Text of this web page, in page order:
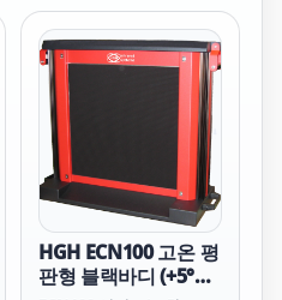
파장을 지원하는 비교 방사
선원 입니다. 이 흑체는 전
자 장치로 제어되는 소형
방사 헤드와 실시간 PID 파
라미터 조절 덕에 정밀한
온도 선택 및 안정화가 가
능한 전자 장치의 전면에
위치한 사용자 위주의 터치
스크린 제어 패널로 구성됩
니다.
HGH ECN100 고온 평
판형 블랙바디 (+5°C ~